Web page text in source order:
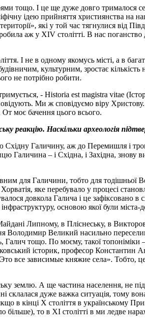
тощо. І це ще дуже довго трималося
ідею прийняття християнства на
які у той час тягнулися від
аж у ХІV столітті. В нас
І не в одному якомусь місті, а в
культурним, зростає
не потрібно робити.
- Historia est magistra vitae
Ми ж сповідуємо віру
моє бачення цього всього.
реакцію. Наскільки археологія
Східну Галичину, аж до Перемишля і
Галичина – і Східна, і Західна, знову
для Галичини, тобто для тодішньої
яке перебувало у процесі
довкола Галича і це зафіксовано в
основою якої були міста-
Липному, в Пліснеську, в
Володимир Великий насильно
тощо. По моєму, такої топоніміки –
історик, професор
все зависимые княжие села». Тобто,
землю. А ще частина населення, не
склалася дуже важка ситуація, тому
в кінці Х століття в українському
то в ХІ столітті в ми ледве